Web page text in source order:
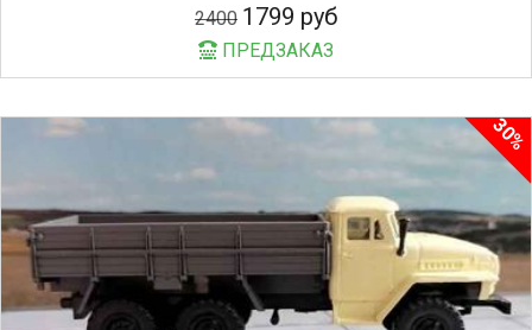
2400 1799 руб
ПРЕДЗАКАЗ
30%